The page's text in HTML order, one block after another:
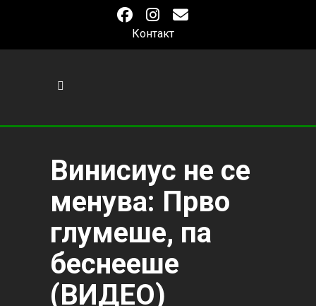
Контакт
Винисиус не се
менува: Прво
глумеше, па
беснееше
(ВИДЕО)